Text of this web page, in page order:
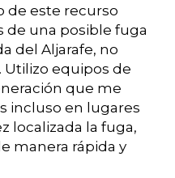
de este recurso
de una posible fuga
del Aljarafe, no
equipos de
que me
incluso en lugares
localizada la fuga,
manera rápida y